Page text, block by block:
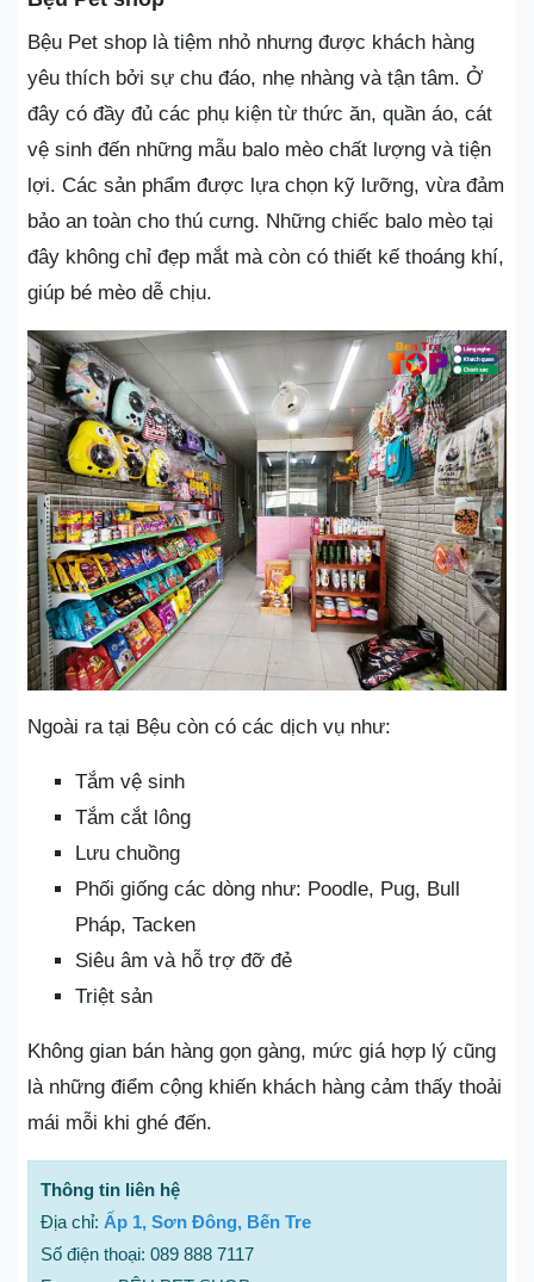
Bệu Pet shop là tiệm nhỏ nhưng được khách hàng
yêu thích bởi sự chu đáo, nhẹ nhàng và tận tâm. Ở
đây có đầy đủ các phụ kiện từ thức ăn, quần áo, cát
vệ sinh đến những mẫu balo mèo chất lượng và tiện
lợi. Các sản phẩm được lựa chọn kỹ lưỡng, vừa đảm
bảo an toàn cho thú cưng. Những chiếc balo mèo tại
đây không chỉ đẹp mắt mà còn có thiết kế thoáng khí,
giúp bé mèo dễ chịu.
Ngoài ra tại Bệu còn có các dịch vụ như:
Tắm vệ sinh
Tắm cắt lông
Lưu chuồng
Phối giống các dòng như: Poodle, Pug, Bull
Pháp, Tacken
Siêu âm và hỗ trợ đỡ đẻ
Triệt sản
Không gian bán hàng gọn gàng, mức giá hợp lý cũng
là những điểm cộng khiến khách hàng cảm thấy thoải
mái mỗi khi ghé đến.
Thông tin liên hệ
Địa chỉ: Ấp 1, Sơn Đông, Bến Tre
Số điện thoại: 089 888 7117